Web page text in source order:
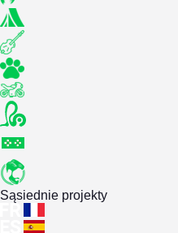
Sąsiednie projekty